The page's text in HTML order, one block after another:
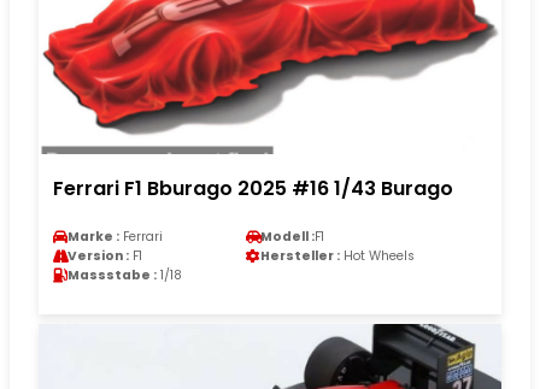
Ferrari F1 Bburago 2025 #16 1/43 Burago
Marke : Ferrari Modell :F1
Version : F1 Hersteller : Hot Wheels
Massstabe : 1/18